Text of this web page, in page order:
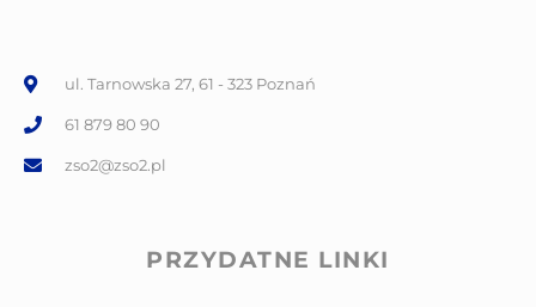
ul. Tarnowska 27, 61 - 323 Poznań
61 879 80 90
zso2@zso2.pl
PRZYDATNE LINKI